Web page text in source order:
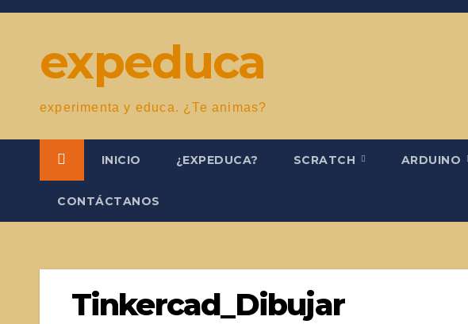
Saltar
contenidoexpeduca
experimenta y educa. ¿Te animas?
INICIO ¿EXPEDUCA? SCRATCH ARDUINO
CONTÁCTANOS
Tinkercad_Dibujar